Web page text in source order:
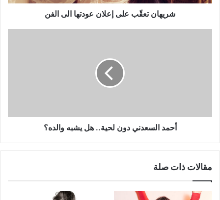
شريهان تعقّب على إعلان عودتها الى الفن
أحمد السعدني دون لحية.. هل يشبه والده؟
مقالات ذات صلة